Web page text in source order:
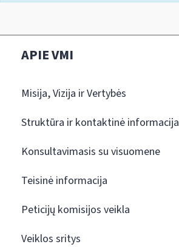
APIE VMI
Misija, Vizija ir Vertybės
Struktūra ir kontaktinė informacija
Konsultavimasis su visuomene
Teisinė informacija
Peticijų komisijos veikla
Veiklos sritys